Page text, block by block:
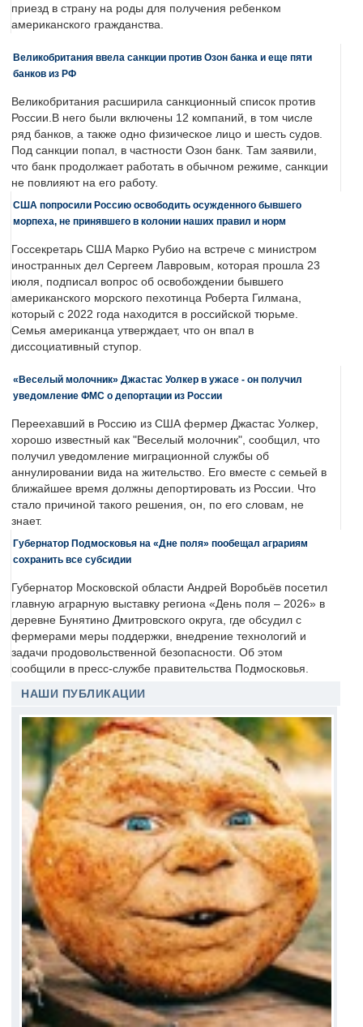
приезд в страну на роды для получения ребенком
американского гражданства.
Великобритания ввела санкции против Озон банка и еще пяти
банков из РФ
Великобритания расширила санкционный список против
России.В него были включены 12 компаний, в том числе
ряд банков, а также одно физическое лицо и шесть судов.
Под санкции попал, в частности Озон банк. Там заявили,
что банк продолжает работать в обычном режиме, санкции
не повлияют на его работу.
США попросили Россию освободить осужденного бывшего
морпеха, не принявшего в колонии наших правил и норм
Госсекретарь США Марко Рубио на встрече с министром
иностранных дел Сергеем Лавровым, которая прошла 23
июля, подписал вопрос об освобождении бывшего
американского морского пехотинца Роберта Гилмана,
который с 2022 года находится в российской тюрьме.
Семья американца утверждает, что он впал в
диссоциативный ступор.
«Веселый молочник» Джастас Уолкер в ужасе - он получил
уведомление ФМС о депортации из России
Переехавший в Россию из США фермер Джастас Уолкер,
хорошо известный как "Веселый молочник", сообщил, что
получил уведомление миграционной службы об
аннулировании вида на жительство. Его вместе с семьей в
ближайшее время должны депортировать из России. Что
стало причиной такого решения, он, по его словам, не
знает.
Губернатор Подмосковья на «Дне поля» пообещал аграриям
сохранить все субсидии
Губернатор Московской области Андрей Воробьёв посетил
главную аграрную выставку региона «День поля – 2026» в
деревне Бунятино Дмитровского округа, где обсудил с
фермерами меры поддержки, внедрение технологий и
задачи продовольственной безопасности. Об этом
сообщили в пресс-службе правительства Подмосковья.
НАШИ ПУБЛИКАЦИИ